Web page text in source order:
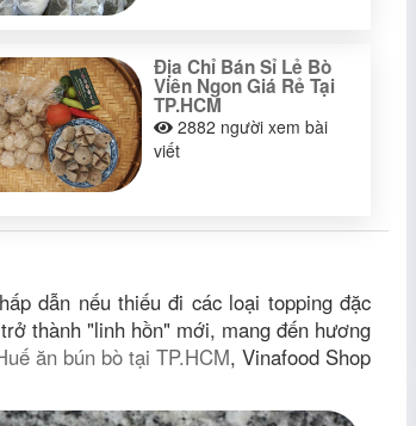
Địa Chỉ Bán Sỉ Lẻ Bò
Viên Ngon Giá Rẻ Tại
TP.HCM
2882 người xem bài
viết
dẫn nếu thiếu đi các loại topping đặc
thành "linh hồn" mới, mang đến hương
ăn bún bò tại TP.HCM, Vinafood Shop